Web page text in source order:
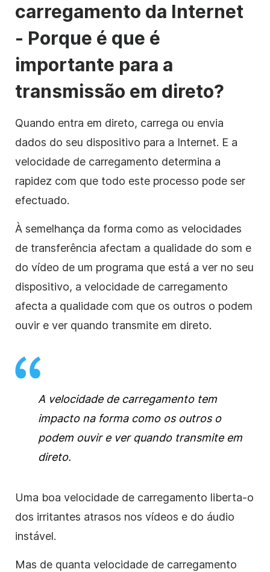
carregamento da Internet
- Porque é que é
importante para a
transmissão em direto?
Quando entra em direto, carrega ou envia
dados do seu dispositivo para a Internet. E a
velocidade de carregamento determina a
rapidez com que todo este processo pode ser
efectuado.
À semelhança da forma como as velocidades
de transferência afectam a qualidade do som e
do vídeo de um programa que está a ver no seu
dispositivo, a velocidade de carregamento
afecta a qualidade com que os outros o podem
ouvir e ver quando transmite em direto.
A velocidade de carregamento tem
impacto na forma como os outros o
podem ouvir e ver quando transmite em
direto.
Uma boa velocidade de carregamento liberta-o
dos irritantes atrasos nos vídeos e do áudio
instável.
Mas de quanta velocidade de carregamento